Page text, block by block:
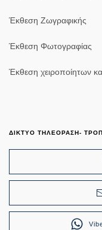
Έκθεση Ζωγραφικής
Έκθεση Φωτογραφίας
Έκθεση χειροποίητων
ΔΙΚΤΥΟ ΤΗΛΕΟΡΑΣΗ-